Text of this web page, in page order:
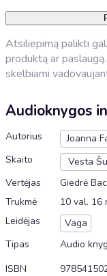
Atsiliepimą palikti
produktą ar
skelbiami
Audioknygos
Autorius Joanna
Skaito
Vesta
Vertėjas
Giedrė
Trukmė
10 val. 16
Leidėjas
Vaga
Tipas
Audio
ISBN